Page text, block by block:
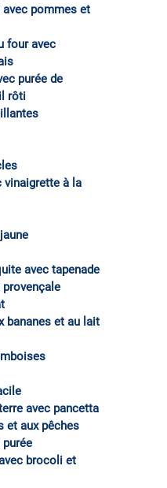
pommes et
four avec
purée de
rôti
vinaigrette à la
avec tapenade
bananes et au lait
avec pancetta
et aux pêches
brocoli et